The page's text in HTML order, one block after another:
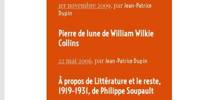
1er novembre 2009, par Jean-Patrice
Dupin
Pierre de lune de William Wilkie
Collins
22 mai 2006, par Jean-Patrice Dupin
À propos de Littérature et le reste,
1919-1931, de Philippe Soupault